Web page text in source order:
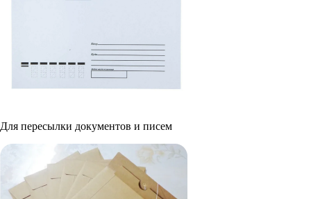
Для пересылки документов и писем